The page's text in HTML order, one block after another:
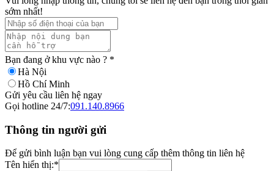
sớm nhất!
Bạn đang ở khu vực nào ? *
Hà Nội
Hồ Chí Minh
Gửi yêu cầu liên hệ ngay
Gọi hotline 24/7:091.140.8966
Thông tin người gửi
Để gửi bình luận bạn vui lòng cung cấp thêm thông tin liên hệ
Tên hiển thị:*